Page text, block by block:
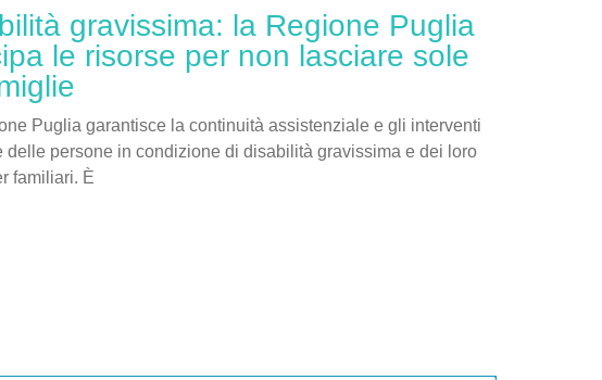
gravissima: la Regione Puglia
le risorse per non lasciare sole
Puglia garantisce la continuità assistenziale e gli interventi
delle persone in condizione di disabilità gravissima e dei loro
familiari. È